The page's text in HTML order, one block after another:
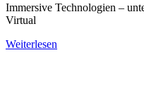
Immersive Technologien –
Virtual
Weiterlesen